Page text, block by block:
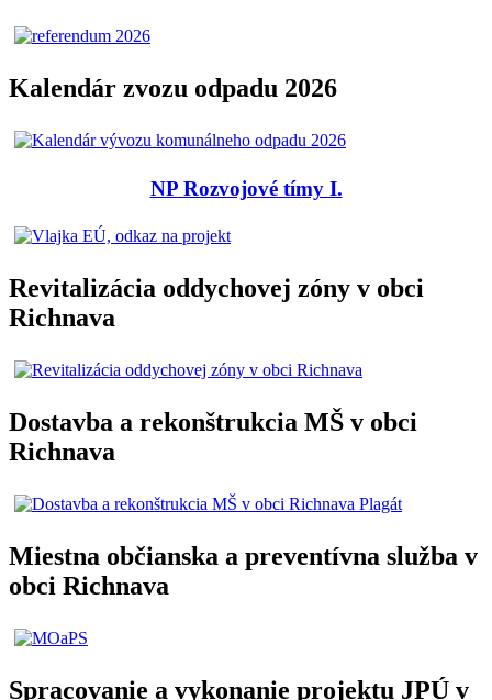
Kalendár zvozu odpadu 2026
NP Rozvojové tímy I.
Revitalizácia oddychovej zóny v obci
Richnava
Dostavba a rekonštrukcia MŠ v obci
Richnava
Miestna občianska a preventívna služba v
obci Richnava
Spracovanie a vykonanie projektu JPÚ v